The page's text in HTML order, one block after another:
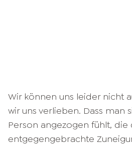
Wir können uns leider nicht
wir uns verlieben. Dass man
Person angezogen fühlt, die
entgegengebrachte